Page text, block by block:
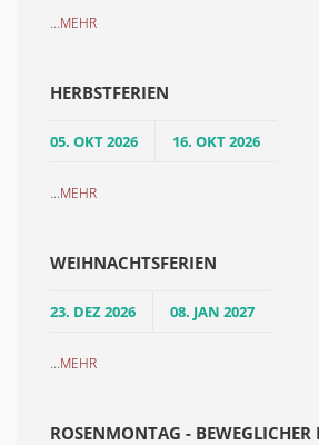
...MEHR
HERBSTFERIEN
05. OKT 2026 16. OKT 2026
...MEHR
WEIHNACHTSFERIEN
23. DEZ 2026 08. JAN 2027
...MEHR
ROSENMONTAG - BEWEGLICHER